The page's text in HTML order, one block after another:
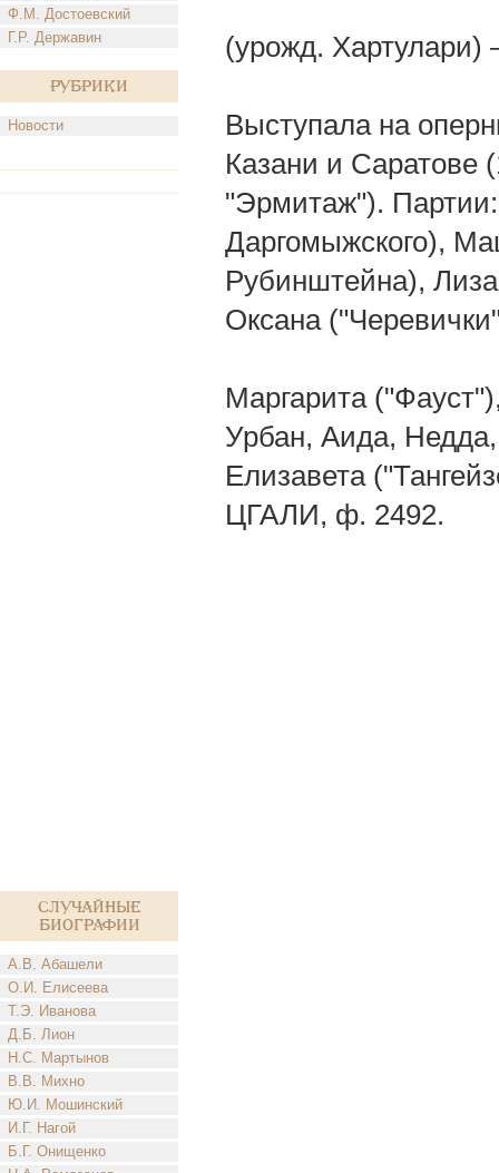
Ф.М. Достоевский
Г.Р. Державин
Рубрики
Новости
Случайные
биографии
А.В. Абашели
О.И. Елисеева
Т.Э. Иванова
Д.Б. Лион
Н.С. Мартынов
В.В. Михно
Ю.И. Мошинский
И.Г. Нагой
Б.Г. Онищенко
(урожд. Хартулари)
Выступала на
Казани и Саратове
"Эрмитаж").
Даргомыжского),
Рубинштейна),
Оксана
Маргарита
Урбан, Аида,
Елизавета
ЦГАЛИ, ф. 2492.